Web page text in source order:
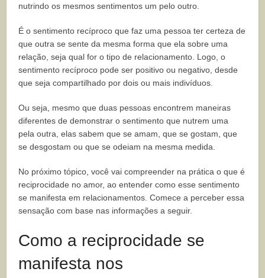
nutrindo os mesmos sentimentos um pelo outro.
É o sentimento recíproco que faz uma pessoa ter certeza de
que outra se sente da mesma forma que ela sobre uma
relação, seja qual for o tipo de relacionamento. Logo, o
sentimento recíproco pode ser positivo ou negativo, desde
que seja compartilhado por dois ou mais indivíduos.
Ou seja, mesmo que duas pessoas encontrem maneiras
diferentes de demonstrar o sentimento que nutrem uma
pela outra, elas sabem que se amam, que se gostam, que
se desgostam ou que se odeiam na mesma medida.
No próximo tópico, você vai compreender na prática o que é
reciprocidade no amor, ao entender como esse sentimento
se manifesta em relacionamentos. Comece a perceber essa
sensação com base nas informações a seguir.
Como a reciprocidade se
manifesta nos